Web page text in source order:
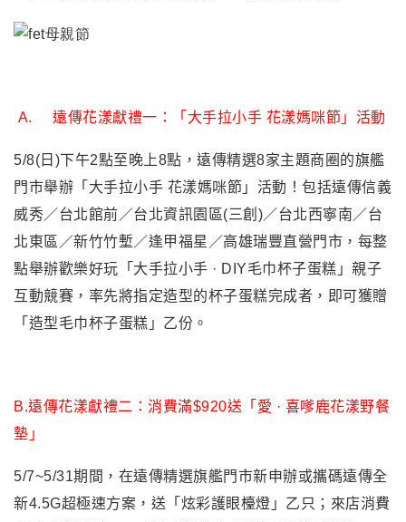
A. 遠傳花漾獻禮一： 「大手拉小手 花漾媽咪節」活動
5/8( 日)下午2點至晚上8點，遠傳精選8家主題商圈的旗艦
門市舉辦「大手拉小手 花漾媽咪節」活動！包括遠傳信義
威秀／台北館前／台北資訊園區(三創)／台北西寧南／台
北東區／新竹竹塹／逢甲福星／高雄瑞豐直營門市，每整
點舉辦歡樂好玩「大手拉小手 · DIY毛巾杯子蛋糕」親子
互動競賽，率先將指定造型的杯子蛋糕完成者，即可獲贈
「造型毛巾杯子蛋糕」乙份。
B.遠傳花漾獻禮二： 消費滿$920送「愛 · 喜嗲鹿花漾野餐
墊」
5/7~5/31期間，在遠傳精選旗艦門市新申辦或攜碼遠傳全
新4.5G超極速方案，送「炫彩護眼檯燈」乙只；來店消費